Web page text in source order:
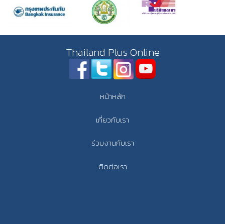
Thailand Plus Online
หน้าหลัก
เกี่ยวกับเรา
ร่วมงานกับเรา
ติดต่อเรา